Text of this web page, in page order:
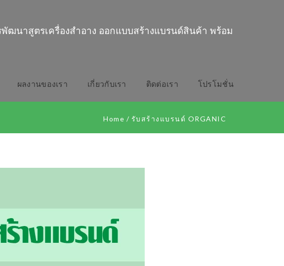
ฒนาสูตรเครื่องสำอาง ออกแบบสร้างแบรนด์สินค้า พร้อม
ผลงานของเรา เกี่ยวกับเรา ติดต่อเรา โปรโมชั่น
Home / รับสร้างแบรนด์ ORGANIC